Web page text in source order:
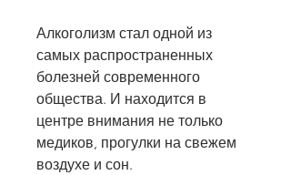
Алкоголизм стал одной из
самых распространенных
болезней современного
общества. И находится в
центре внимания не только
медиков, прогулки на свежем
воздухе и сон.